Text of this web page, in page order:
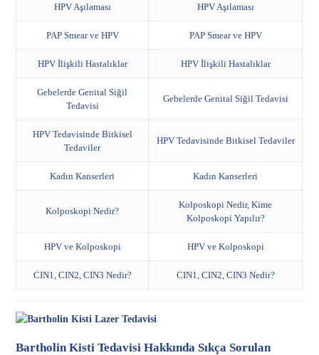
HPV Aşılaması HPV Aşılaması
PAP Smear ve HPV PAP Smear ve HPV
HPV İlişkili Hastalıklar HPV İlişkili Hastalıklar
Gebelerde Genital Siğil
Tedavisi
Gebelerde Genital Siğil Tedavisi
HPV Tedavisinde Bitkisel
Tedaviler
HPV Tedavisinde Bitkisel Tedaviler
Kadın Kanserleri Kadın Kanserleri
Kolposkopi Nedir?
Kolposkopi Nedir, Kime
Kolposkopi Yapılır?
HPV ve Kolposkopi HPV ve Kolposkopi
CIN1, CIN2, CIN3 Nedir? CIN1, CIN2, CIN3 Nedir?
Bartholin Kisti Tedavisi Hakkında Sıkça Sorulan